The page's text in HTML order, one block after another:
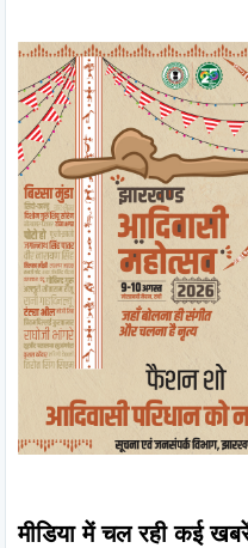
मीडिया में चल रही कई